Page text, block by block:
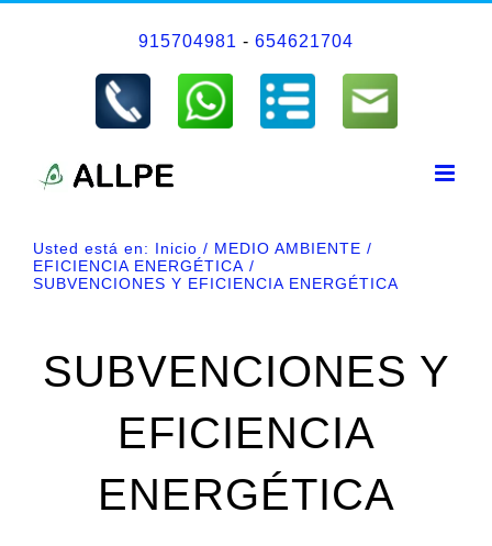
915704981 - 654621704
Usted está en: Inicio
MEDIO AMBIENTE
EFICIENCIA ENERGÉTICA
SUBVENCIONES Y EFICIENCIA ENERGÉTICA
SUBVENCIONES Y
EFICIENCIA
ENERGÉTICA